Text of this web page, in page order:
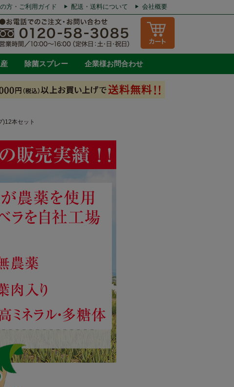
方・ご利用ガイド 配送・送料について 会社概要
除菌スプレー 企業様お問合わせ
)12本セット